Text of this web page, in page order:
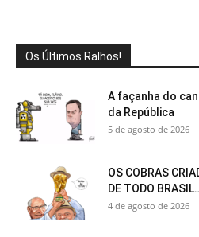
Os Últimos Ralhos!
A façanha do
da República
5 de agosto de 2026
OS COBRAS
DE TODO
4 de agosto de 2026